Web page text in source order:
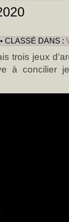
CLASSÉ DANS :
trois jeux
à concilier